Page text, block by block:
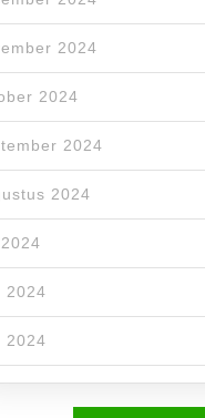
2024
2024
2024
2024
2024
2024